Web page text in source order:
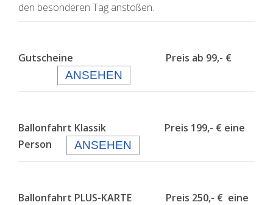
den besonderen Tag anstoßen.
Gutscheine Preis ab 99,- €
ANSEHEN
Ballonfahrt Klassik Preis 199,- € eine
Person
ANSEHEN
Ballonfahrt PLUS-KARTE Preis 250,- € eine